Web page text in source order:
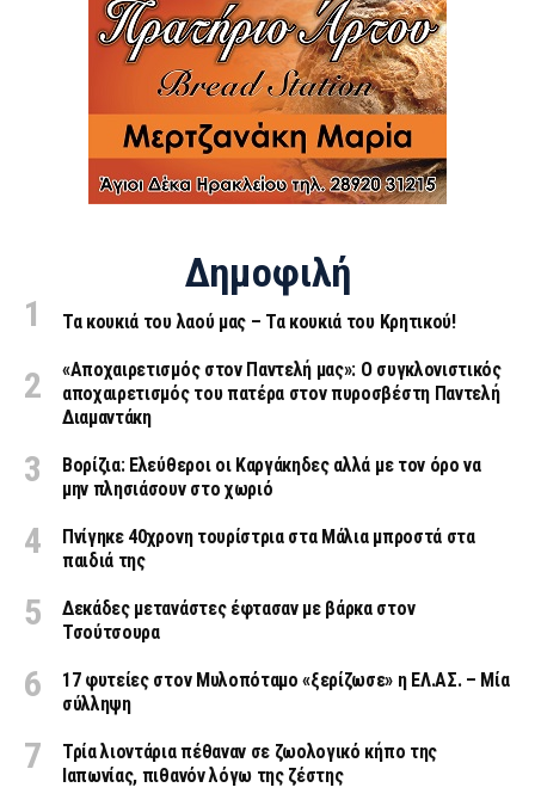
Δημοφιλή
Τα κουκιά του λαού μας – Τα κουκιά του Κρητικού!
«Aποχαιρετισμός στον Παντελή μας»: Ο συγκλονιστικός
αποχαιρετισμός του πατέρα στον πυροσβέστη Παντελή
Διαμαντάκη
Βορίζια: Ελεύθεροι οι Καργάκηδες αλλά με τον όρο να
μην πλησιάσουν στο χωριό
Πνίγηκε 40χρονη τουρίστρια στα Μάλια μπροστά στα
παιδιά της
Δεκάδες μετανάστες έφτασαν με βάρκα στον
Τσούτσουρα
17 φυτείες στον Μυλοπόταμο «ξερίζωσε» η ΕΛ.ΑΣ. – Μία
σύλληψη
Τρία λιοντάρια πέθαναν σε ζωολογικό κήπο της
Ιαπωνίας, πιθανόν λόγω της ζέστης